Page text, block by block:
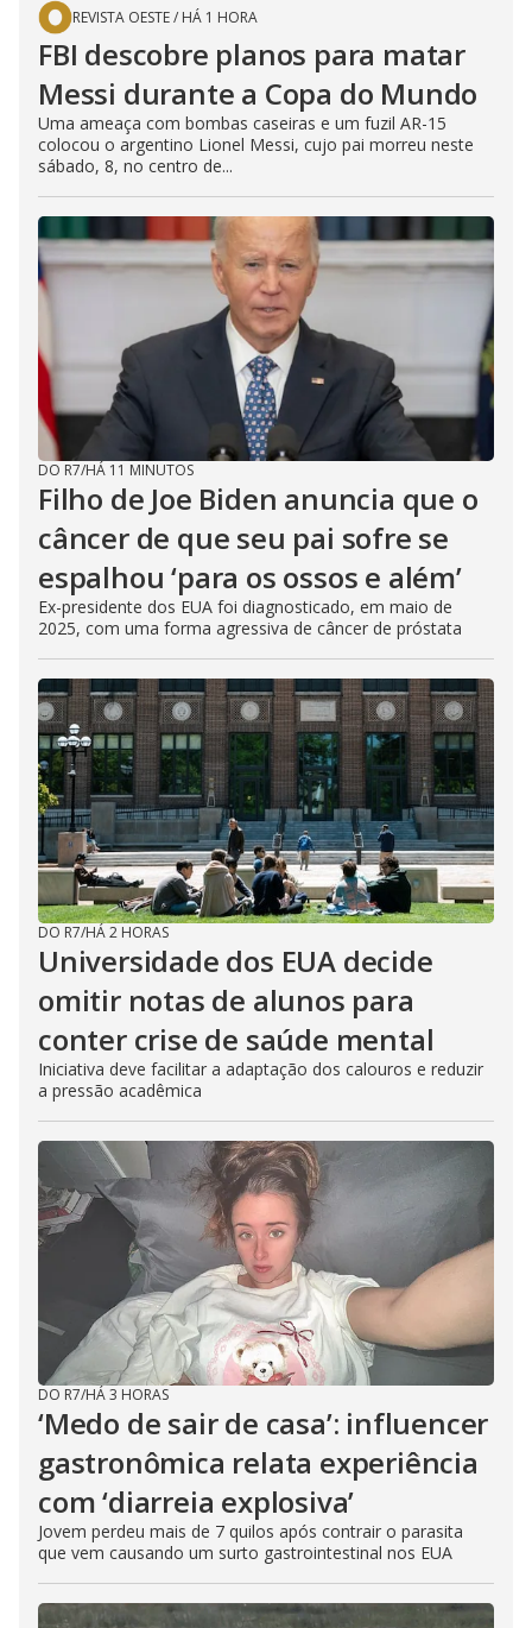
REVISTA OESTE/ HÁ 1 HORA
FBI descobre planos para matar
Messi durante a Copa do Mundo
Uma ameaça com bombas caseiras e um fuzil AR-15
colocou o argentino Lionel Messi, cujo pai morreu neste
sábado, 8, no centro de...
DO R7/HÁ 11 MINUTOS
Filho de Joe Biden anuncia que o
câncer de que seu pai sofre se
espalhou ‘para os ossos e além’
Ex-presidente dos EUA foi diagnosticado, em maio de
2025, com uma forma agressiva de câncer de próstata
DO R7/HÁ 2 HORAS
Universidade dos EUA decide
omitir notas de alunos para
conter crise de saúde mental
Iniciativa deve facilitar a adaptação dos calouros e reduzir
a pressão acadêmica
DO R7/HÁ 3 HORAS
‘Medo de sair de casa’: influencer
gastronômica relata experiência
com ‘diarreia explosiva’
Jovem perdeu mais de 7 quilos após contrair o parasita
que vem causando um surto gastrointestinal nos EUA